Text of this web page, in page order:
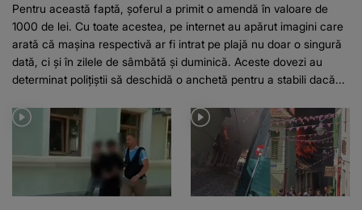
Pentru această faptă, șoferul a primit o amendă în valoare de
1000 de lei. Cu toate acestea, pe internet au apărut imagini care
arată că mașina respectivă ar fi intrat pe plajă nu doar o singură
dată, ci și în zilele de sâmbătă și duminică. Aceste dovezi au
determinat polițiștii să deschidă o anchetă pentru a stabili dacă...